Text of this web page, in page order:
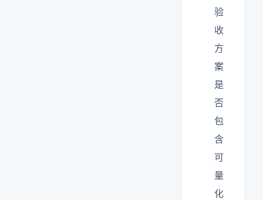
验
收
方
案
是
否
包
含
可
量
化